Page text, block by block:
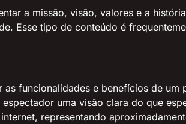
a missão, visão, valores e a
Esse tipo de conteúdo é
funcionalidades e benefícios de
uma visão clara do que
representando